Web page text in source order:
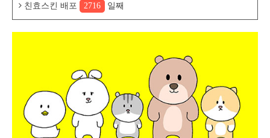
친효스킨 배포 2716 일째